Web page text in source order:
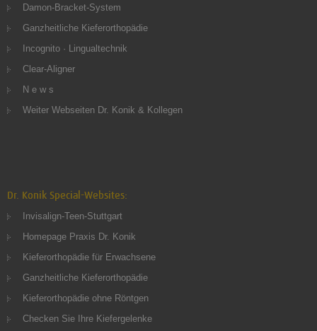
Damon-Bracket-System
Ganzheitliche Kieferorthopädie
Incognito · Lingualtechnik
Clear-Aligner
N e w s
Weiter Webseiten Dr. Konik & Kollegen
Dr. Konik Special-Websites:
Invisalign-Teen-Stuttgart
Homepage Praxis Dr. Konik
Kieferorthopädie für Erwachsene
Ganzheitliche Kieferorthopädie
Kieferorthopädie ohne Röntgen
Checken Sie Ihre Kiefergelenke